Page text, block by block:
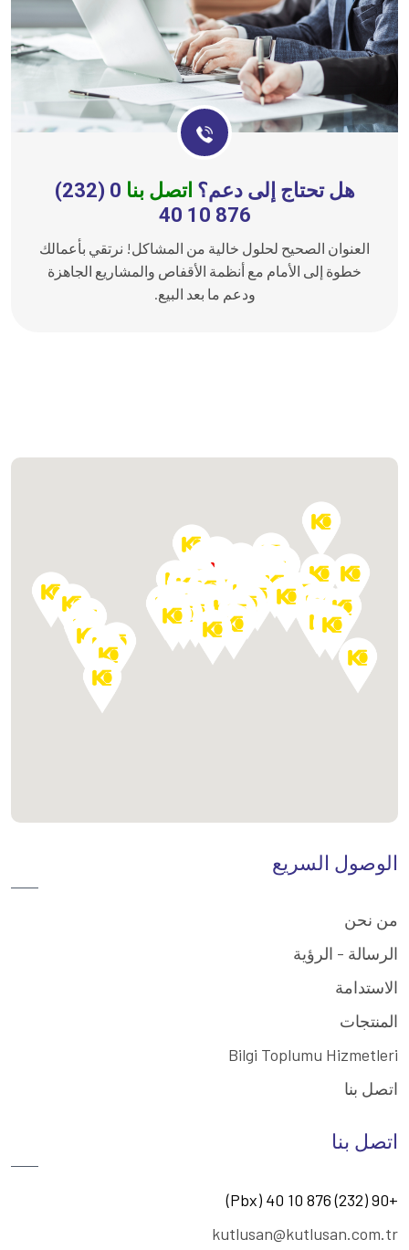
هل تحتاج إلى دعم؟ اتصل بنا
0 (232)
876 10 40
العنوان الصحيح لحلول خالية من المشاكل! نرتقي بأعمالك
خطوة إلى الأمام مع أنظمة الأقفاص والمشاريع الجاهزة
ودعم ما بعد البيع.
الوصول السريع
من نحن
الرسالة - الرؤية
الاستدامة
المنتجات
Bilgi Toplumu Hizmetleri
اتصل بنا
اتصل بنا
+90 (232) 876 10 40 (Pbx)
kutlusan@kutlusan.com.tr